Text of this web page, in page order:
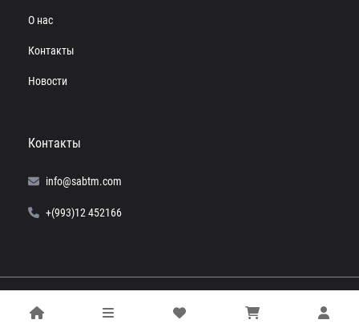
О нас
Контакты
Новости
Контакты
info@sabtm.com
+(993)12 452166
Powered by
Computer+